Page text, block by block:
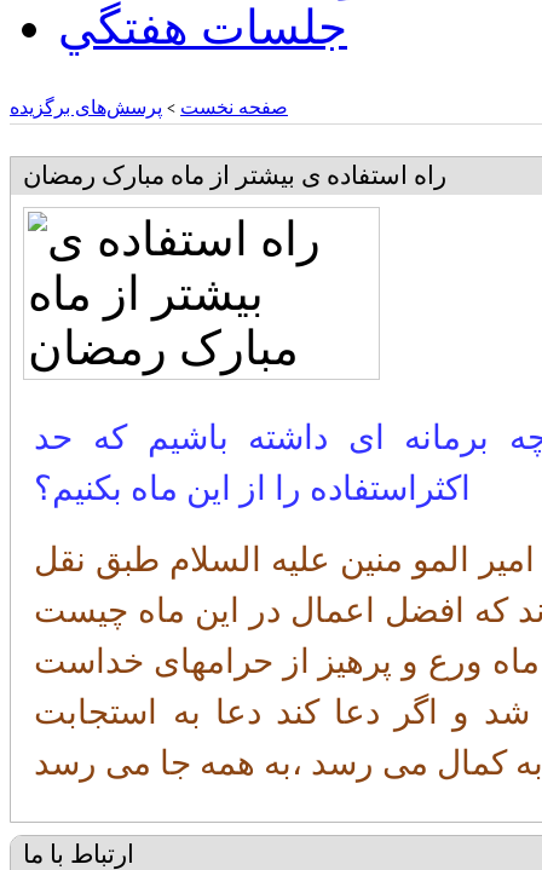
جلسات هفتگي
صفحه نخست > پرسش‌های برگزیده
راه استفاده ی بیشتر از ماه مبارک رمضان
برمانه ای داشته باشیم که حد
اکثراستفاده را از این ماه بکنیم؟
المو منین علیه السلام طبق نقل
که افضل اعمال در این ماه چیست
ماه ورع و پرهیز از حرامهای خداست
و اگر دعا کند دعا به استجابت
کمال می رسد ،به همه جا می رسد
ارتباط با ما